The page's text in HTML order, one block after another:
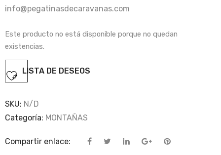
info@pegatinasdecaravanas.com
Este producto no está disponible porque no quedan
existencias.
LISTA DE DESEOS
SKU: N/D
Categoría: MONTAÑAS
Compartir enlace: